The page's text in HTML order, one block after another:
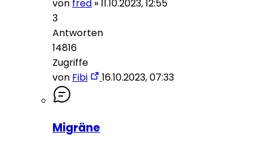
von fred »11.10.2023, 12:55
3
Antworten
14816
Zugriffe
von Fibi 16.10.2023, 07:33
Migräne